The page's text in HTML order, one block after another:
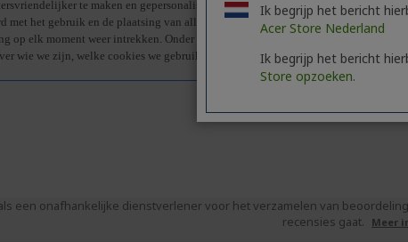
een onafhankelijke dienstverlener voor het verzamelen van
recensies gaat.
Meer
Ik begrijp het bericht
Acer Store Nederland
Ik begrijp het bericht
Store opzoeken.